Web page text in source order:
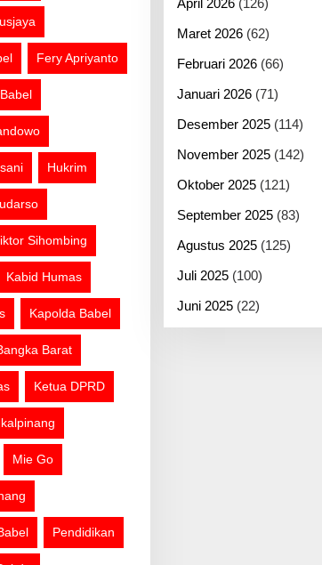
Fery Apriyanto
Hukrim
Sihombing
Kabid Humas
Kapolda Babel
Barat
Ketua DPRD
Mie Go
Pendidikan
April 2026(126)
Maret 2026(62)
Februari 2026(66)
Januari 2026(71)
Desember 2025(114)
November 2025(142)
Oktober 2025(121)
September 2025(83)
Agustus 2025(125)
Juli 2025(100)
Juni 2025(22)